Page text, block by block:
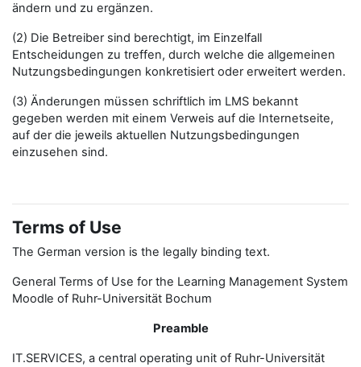
ändern und zu ergänzen.
(2) Die Betreiber sind berechtigt, im Einzelfall
Entscheidungen zu treffen, durch welche die allgemeinen
Nutzungsbedingungen konkretisiert oder erweitert werden.
(3) Änderungen müssen schriftlich im LMS bekannt
gegeben werden mit einem Verweis auf die Internetseite,
auf der die jeweils aktuellen Nutzungsbedingungen
einzusehen sind.
Terms of Use
The German version is the legally binding text.
General Terms of Use for the Learning Management System
Moodle of Ruhr-Universität Bochum
Preamble
IT.SERVICES, a central operating unit of Ruhr-Universität